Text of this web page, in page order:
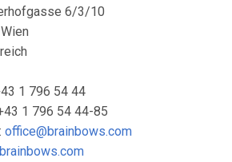
6/3/10
1 796 54 44
1 796 54 44-85
office@brainbows.com